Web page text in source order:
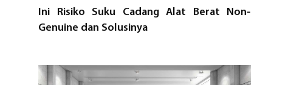
Ini Risiko Suku Cadang Alat Berat Non-
Genuine dan Solusinya